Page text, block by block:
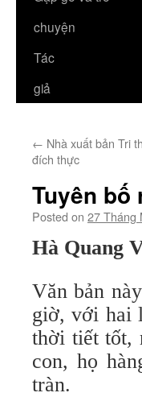
chuyện
Tác
giả
← Nhà xuất bản Tri
đích thực
Tuyên bố
Posted on 27 Tháng
Hà Quang
Văn bản
giờ, với hai
thời tiết tốt,
con, họ
tràn.